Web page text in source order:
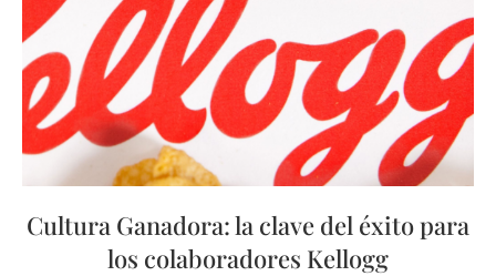
Cultura Ganadora: la clave del éxito para
los colaboradores Kellogg